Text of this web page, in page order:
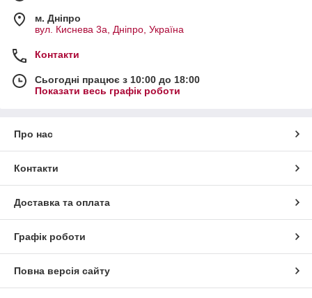
м. Дніпро
вул. Киснева 3а, Дніпро, Україна
Контакти
Сьогодні працює з 10:00 до 18:00
Показати весь графік роботи
Про нас
Контакти
Доставка та оплата
Графік роботи
Повна версія сайту